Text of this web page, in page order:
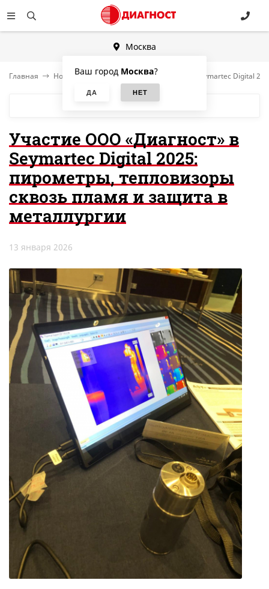
Москва
Ваш город Москва?
Главная Новости Участие ООО «Диагност» в Seymartec Digital
Участие ООО «Диагност» в
Seymartec Digital 2025:
пирометры, тепловизоры
сквозь пламя и защита в
металлургии
13 января 2026